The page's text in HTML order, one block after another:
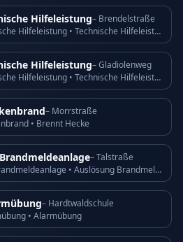
Hilfeleistung– Brendelstraße
H1 Technische Hilfeleistung • Technische Hilfeleistung
Hilfeleistung– Gladiolenweg
H1 Technische Hilfeleistung • Technische Hilfeleistung
– Morrstraße
• Brennt Hecke
– Talstraße
F BMA - Brandmeldeanlage • Auslösung Brandmeldeanlage
– Hardtwaldschule
• Alarmübung